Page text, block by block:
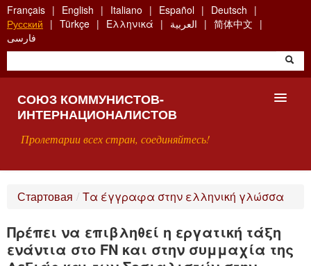
Skip
to
main
content
Français English Italiano Español
Deutsch
Русский
Türkçe Ελληνικά العربية
简体中文
فارسی
СОЮЗ КОММУНИСТОВ-
ИНТЕРНАЦИОНАЛИСТОВ
Пролетарии всех стран, соединяйтесь!
ПОИСК
Стартовая / Τα έγγραφα στην ελληνική γλώσσα
Πρέπει να επιβληθεί η εργατική τάξη
ενάντια στο FN και στην συμμαχία της